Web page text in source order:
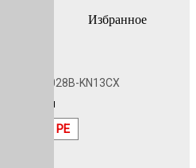
Избранное
A7016PEU028B-KN13CX
Гладкая
7016 PE